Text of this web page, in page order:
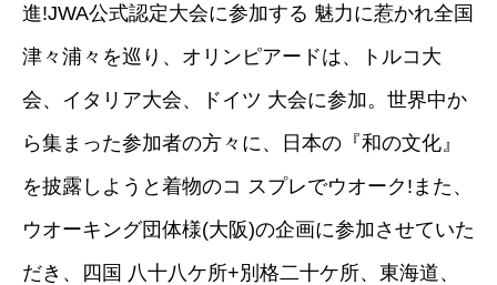
進!JWA公式認定大会に参加する 魅力に惹かれ全国
津々浦々を巡り、オリンピアードは、トルコ大
会、イタリア大会、ドイツ 大会に参加。世界中か
ら集まった参加者の方々に、日本の『和の文化』
を披露しようと着物のコ スプレでウオーク!また、
ウオーキング団体様(大阪)の企画に参加させていた
だき、四国 八十八ケ所+別格二十ケ所、東海道、